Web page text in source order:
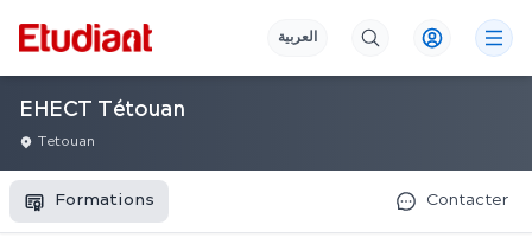
العربية
EHECT Tétouan
Tetouan
Formations Contacter